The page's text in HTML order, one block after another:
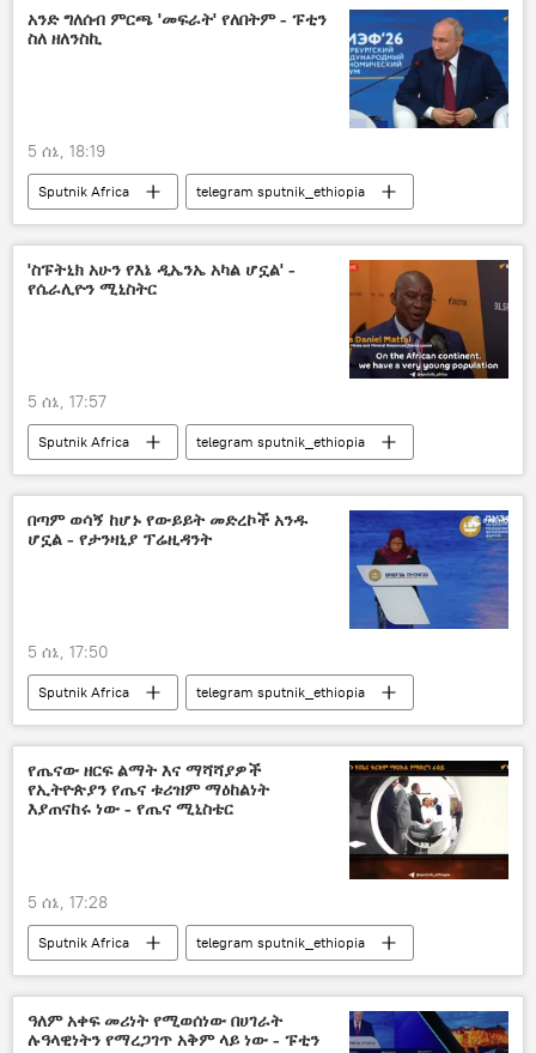
አንድ ግለሰብ ምርጫ 'መፍራት' የለበትም - ፑቲን
ስለ ዘለንስኪ
5 ሰኔ, 18:19
Sputnik Africa telegram sputnik_ethiopia
'ስፑትኒክ አሁን የእኔ ዲኤንኤ አካል ሆኗል' -
የሴራሊዮን ሚኒስትር
5 ሰኔ, 17:57
Sputnik Africa telegram sputnik_ethiopia
በጣም ወሳኝ ከሆኑ የውይይት መድረኮች አንዱ
ሆኗል - የታንዛኒያ ፕሬዚዳንት
5 ሰኔ, 17:50
Sputnik Africa telegram sputnik_ethiopia
የጤናው ዘርፍ ልማት እና ማሻሻያዎች
የኢትዮጵያን የጤና ቱሪዝም ማዕከልነት
እያጠናከሩ ነው - የጤና ሚኒስቴር
5 ሰኔ, 17:28
Sputnik Africa telegram sputnik_ethiopia
ዓለም አቀፍ መሪነት የሚወሰነው በሀገራት
ሉዓላዊነትን የማረጋገጥ አቅም ላይ ነው - ፑቲን